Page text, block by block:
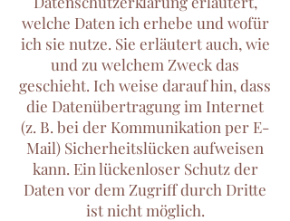
welche Daten ich erhebe und wofür
ich sie nutze. Sie erläutert auch, wie
und zu welchem Zweck das
geschieht. Ich weise darauf hin, dass
die Datenübertragung im Internet
(z. B. bei der Kommunikation per E-
Mail) Sicherheitslücken aufweisen
kann. Ein lückenloser Schutz der
Daten vor dem Zugriff durch Dritte
ist nicht möglich.